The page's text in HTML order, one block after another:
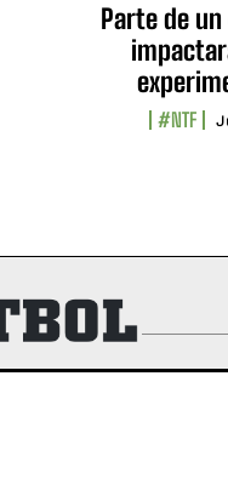
Parte de
#NTF